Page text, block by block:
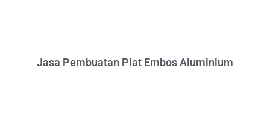
Jasa Pembuatan Plat Embos Aluminium